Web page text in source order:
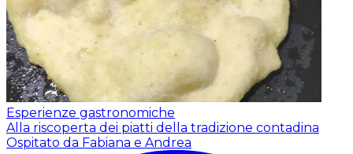
Esperienze gastronomiche
Alla riscoperta dei piatti della tradizione contadina
Ospitato da Fabiana e Andrea